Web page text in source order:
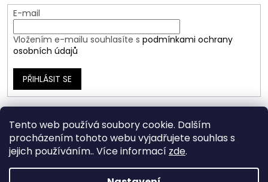
Tento web používá soubory cookie. Dalším
procházením tohoto webu vyjadřujete souhlas s
jejich používáním.. Více informací zde.
E-mail
Vložením e-mailu souhlasíte s podmínkami ochrany
osobních údajů
PŘIHLÁSIT SE